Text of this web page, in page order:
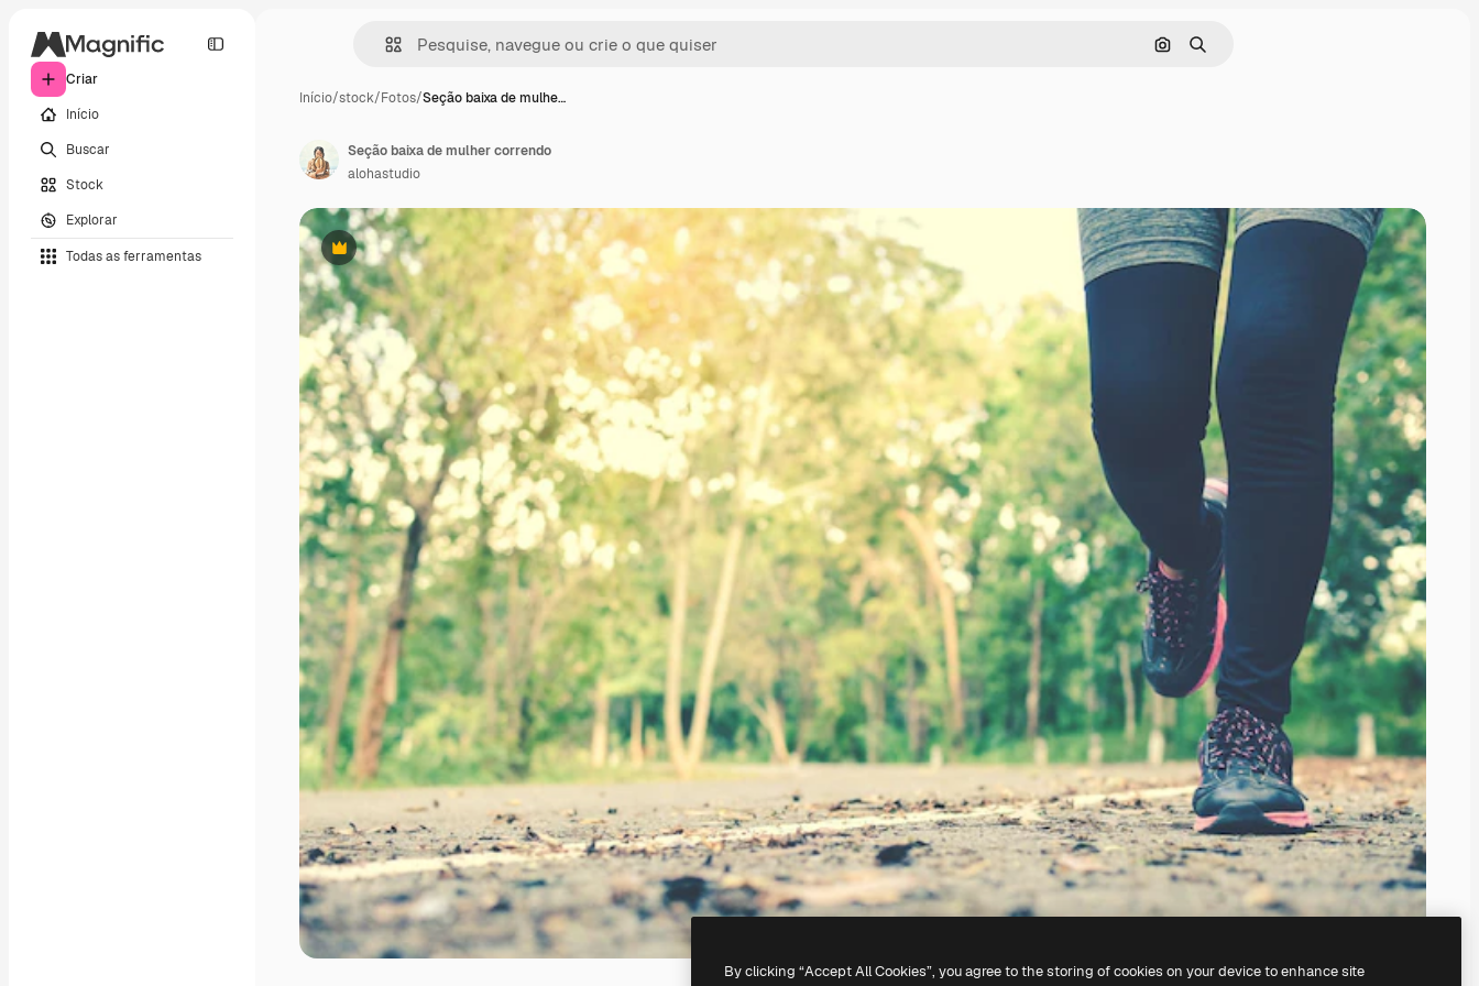
Criar
Início
Buscar
Stock
Explorar
Todas as ferramentas
Pesquisar por imagem
Buscar
Início/stock/Fotos/Seção baixa de mulhe…
Premium
Seção baixa de mulher correndo
alohastudio
By clicking “Accept All Cookies”, you agree to the storing of cookies on your device to enhance site